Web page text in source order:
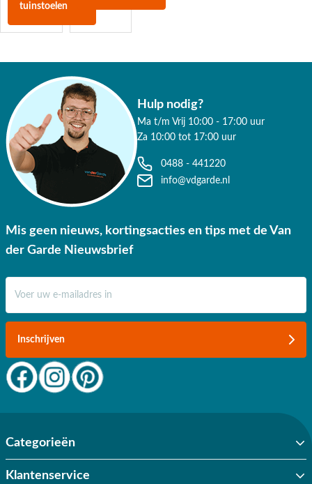
tuinstoelen
Hulp nodig?
Ma t/m Vrij 10:00 - 17:00 uur
Za 10:00 tot 17:00 uur
0488 - 441220
info@vdgarde.nl
Mis geen nieuws, kortingsacties en tips met de Van
der Garde Nieuwsbrief
Inschrijven
Categorieën
Klantenservice